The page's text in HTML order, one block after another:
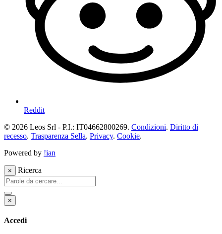
Reddit
© 2026 Leos Srl - P.I.: IT04662800269. Condizioni. Diritto di
recesso. Trasparenza Sella. Privacy. Cookie.
Powered by !ian
× Ricerca
×
Accedi